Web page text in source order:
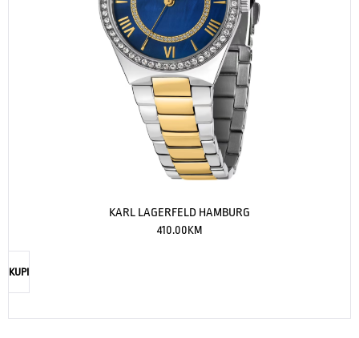
KARL LAGERFELD HAMBURG
410.00KM
KUPI